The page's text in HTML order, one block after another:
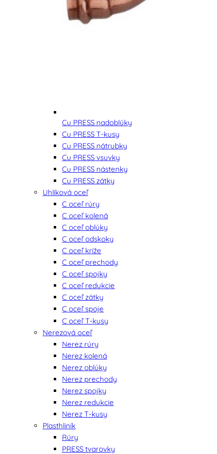
Cu PRESS nadoblúky
Cu PRESS T-kusy
Cu PRESS nátrubky
Cu PRESS vsuvky
Cu PRESS nástenky
Cu PRESS zátky
Uhlíková oceľ
C oceľ rúry
C oceľ kolená
C oceľ oblúky
C oceľ odskoky
C oceľ kríže
C oceľ prechody
C oceľ spojky
C oceľ redukcie
C oceľ zátky
C oceľ spoje
C oceľ T-kusy
Nerezová oceľ
Nerez rúry
Nerez kolená
Nerez oblúky
Nerez prechody
Nerez spojky
Nerez redukcie
Nerez T-kusy
Plasthliník
Rúry
PRESS tvarovky